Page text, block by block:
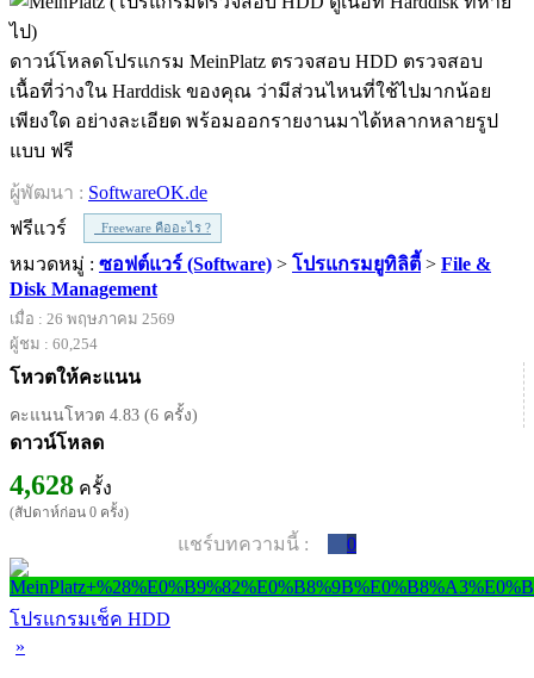
ดาวน์โหลดโปรแกรม MeinPlatz ตรวจสอบ HDD ตรวจสอบ
เนื้อที่ว่างใน Harddisk ของคุณ ว่ามีส่วนไหนที่ใช้ไปมากน้อย
เพียงใด อย่างละเอียด พร้อมออกรายงานมาได้หลากหลายรูป
แบบ ฟรี
ผู้พัฒนา : SoftwareOK.de
ฟรีแวร์
Freeware คืออะไร ?
หมวดหมู่ : ซอฟต์แวร์ (Software) > โปรแกรมยูทิลิตี้ > File &
Disk Management
เมื่อ : 26 พฤษภาคม 2569
ผู้ชม : 60,254
โหวตให้คะแนน
คะแนนโหวต 4.83 (6 ครั้ง)
ดาวน์โหลด
4,628 ครั้ง
(สัปดาห์ก่อน 0 ครั้ง)
แชร์บทความนี้ : 0
โปรแกรมเช็ค HDD
»